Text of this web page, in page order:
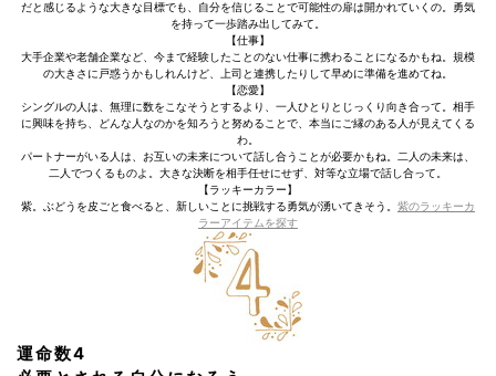
だと感じるような大きな目標でも、自分を信じることで可能性の扉は開かれていくの。勇気
を持って一歩踏み出してみて。
【仕事】
大手企業や老舗企業など、今まで経験したことのない仕事に携わることになるかもね。規模
の大きさに戸惑うかもしれんけど、上司と連携したりして早めに準備を進めてね。
【恋愛】
シングルの人は、無理に数をこなそうとするより、一人ひとりとじっくり向き合って。相手
に興味を持ち、どんな人なのかを知ろうと努めることで、本当にご縁のある人が見えてくる
わ。
パートナーがいる人は、お互いの未来について話し合うことが必要かもね。二人の未来は、
二人でつくるものよ。大きな決断を相手任せにせず、対等な立場で話し合って。
【ラッキーカラー】
紫。ぶどうを皮ごと食べると、新しいことに挑戦する勇気が湧いてきそう。 紫のラッキーカ
ラーアイテムを探す
運命数4